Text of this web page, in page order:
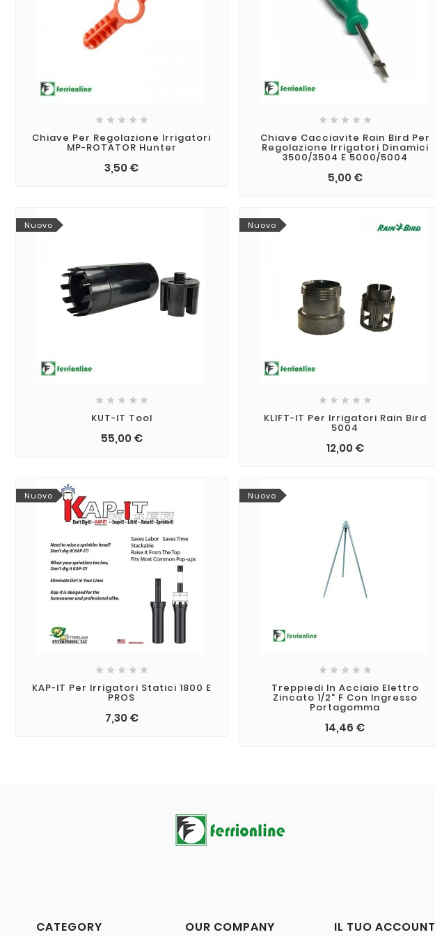
    
Chiave Per Regolazione Irrigatori
MP-ROTATOR Hunter
3,50 €
    
Chiave Cacciavite Rain Bird Per
Regolazione Irrigatori Dinamici
3500/3504 E 5000/5004
5,00 €
Nuovo
    
KUT-IT Tool
55,00 €
Nuovo
    
KLIFT-IT Per Irrigatori Rain Bird
5004
12,00 €
Nuovo
    
KAP-IT Per Irrigatori Statici 1800 E
PROS
7,30 €
Nuovo
    
Treppiedi In Acciaio Elettro
Zincato 1/2" F Con Ingresso
Portagomma
14,46 €
CATEGORY OUR COMPANY IL TUO ACCOUNT